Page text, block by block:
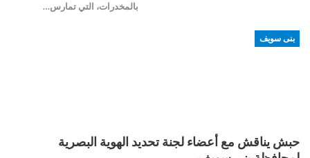
بالمخدرات، التي تمارس…
بنى سويف
حبش يناقش مع أعضاء لجنة تحديد الهوية البصرية